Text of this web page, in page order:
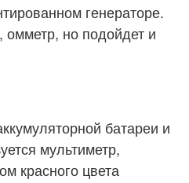
генераторе.
но подойдет и
батареи и
мультиметр,
красного цвета